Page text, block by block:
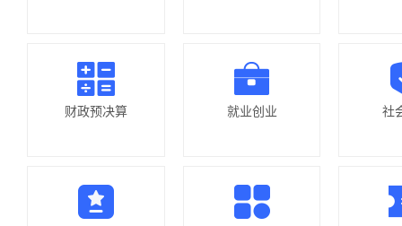
财政预决算 就业创业 社